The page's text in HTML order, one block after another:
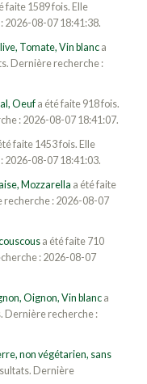
faite 1589 fois. Elle
2026-08-07 18:41:38.
Tomate, Vin blanca
Dernière recherche :
Oeufa été faite 918 fois.
: 2026-08-07 18:41:07.
faite 1453 fois. Elle
2026-08-07 18:41:03.
Mozzarella a été faite
recherche : 2026-08-07
a été faite 710
: 2026-08-07
Oignon, Vin blanca
Dernière recherche :
non végétarien, sans
Dernière